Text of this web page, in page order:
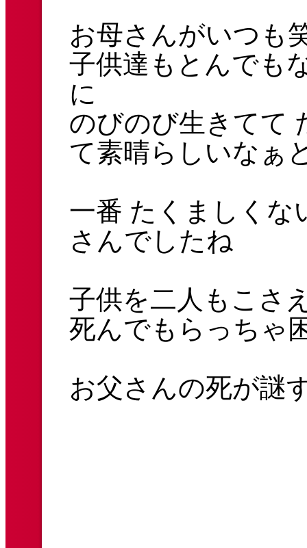
お母さんがいつも
子供達もとんでも
に
のびのび生きてて
て素晴らしいなぁ
一番 たくましくな
さんでしたね
子供を二人もこさ
死んでもらっちゃ
お父さんの死が謎